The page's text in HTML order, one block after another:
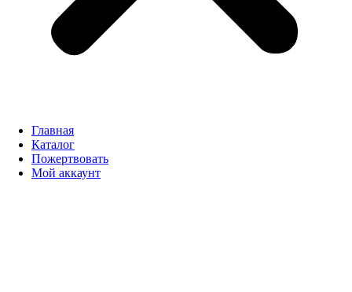
Главная
Каталог
Пожертвовать
Мой аккаунт